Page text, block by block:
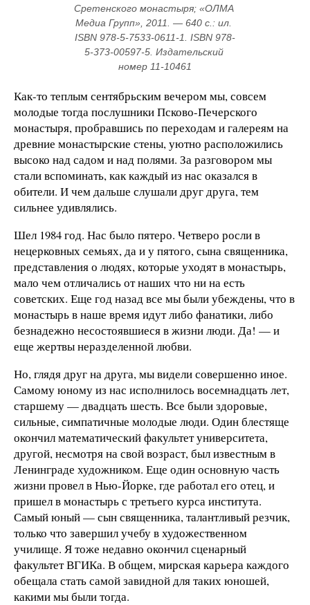
Сретенского монастыря; «ОЛМА
Медиа Групп», 2011. — 640 с.: ил.
ISBN 978-5-7533-0611-1. ISBN 978-
5-373-00597-5. Издательский
номер 11-10461
Как-то теплым сентябрьским вечером мы, совсем
молодые тогда послушники Псково-Печерского
монастыря, пробравшись по переходам и галереям на
древние монастырские стены, уютно расположились
высоко над садом и над полями. За разговором мы
стали вспоминать, как каждый из нас оказался в
обители. И чем дальше слушали друг друга, тем
сильнее удивлялись.
Шел 1984 год. Нас было пятеро. Четверо росли в
нецерковных семьях, да и у пятого, сына священника,
представления о людях, которые уходят в монастырь,
мало чем отличались от наших что ни на есть
советских. Еще год назад все мы были убеждены, что в
монастырь в наше время идут либо фанатики, либо
безнадежно несостоявшиеся в жизни люди. Да! — и
еще жертвы неразделенной любви.
Но, глядя друг на друга, мы видели совершенно иное.
Самому юному из нас исполнилось восемнадцать лет,
старшему — двадцать шесть. Все были здоровые,
сильные, симпатичные молодые люди. Один блестяще
окончил математический факультет университета,
другой, несмотря на свой возраст, был известным в
Ленинграде художником. Еще один основную часть
жизни провел в Нью-Йорке, где работал его отец, и
пришел в монастырь с третьего курса института.
Самый юный — сын священника, талантливый резчик,
только что завершил учебу в художественном
училище. Я тоже недавно окончил сценарный
факультет ВГИКа. В общем, мирская карьера каждого
обещала стать самой завидной для таких юношей,
какими мы были тогда.